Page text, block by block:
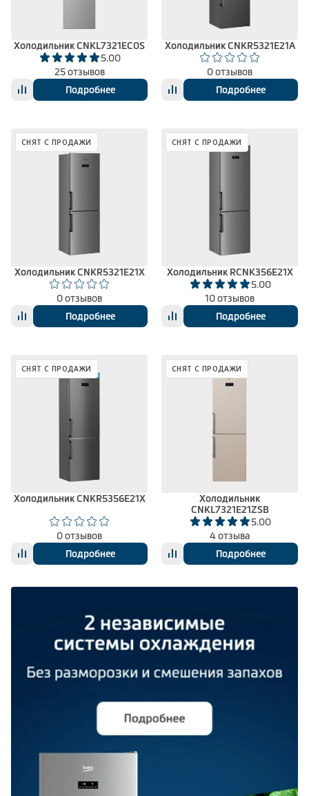
Холодильник CNKL7321EC0S
5.00
25 отзывов
Подробнее
Холодильник CNKR5321E21A
0 отзывов
Подробнее
СНЯТ С ПРОДАЖИ
Холодильник CNKR5321E21X
0 отзывов
Подробнее
СНЯТ С ПРОДАЖИ
Холодильник RCNK356E21X
5.00
10 отзывов
Подробнее
СНЯТ С ПРОДАЖИ
Холодильник CNKR5356E21X
0 отзывов
Подробнее
СНЯТ С ПРОДАЖИ
Холодильник
CNKL7321E21ZSB
5.00
4 отзыва
Подробнее